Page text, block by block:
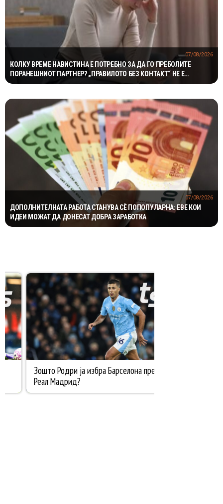
КОЛКУ ВРЕМЕ НАВИСТИНА Е ПОТРЕБНО ЗА ДА ГО ПРЕБОЛИТЕ
ПОРАНЕШНИОТ ПАРТНЕР? „ПРАВИЛОТО БЕЗ КОНТАКТ“ НЕ Е
МАГИЧНА ФОРМУЛА
07/08/2026
ДОПОЛНИТЕЛНАТА РАБОТА СТАНУВА СÈ ПОПОПУЛАРНА: ЕВЕ КОИ
ИДЕИ МОЖАТ ДА ДОНЕСАТ ДОБРА ЗАРАБОТКА
07/08/2026